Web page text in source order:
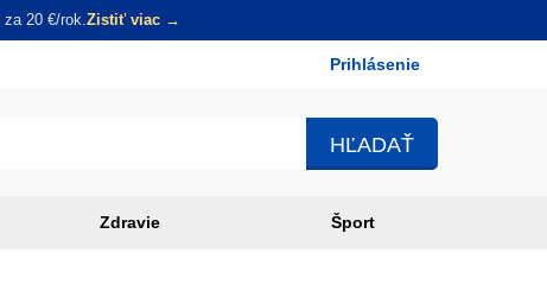
za 20 €/rok.Zistiť viac →
menu
Prihlásenie
Zdravie Šport